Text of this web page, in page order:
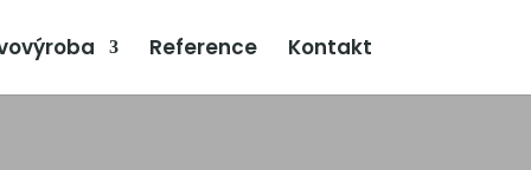
Reference Kontakt